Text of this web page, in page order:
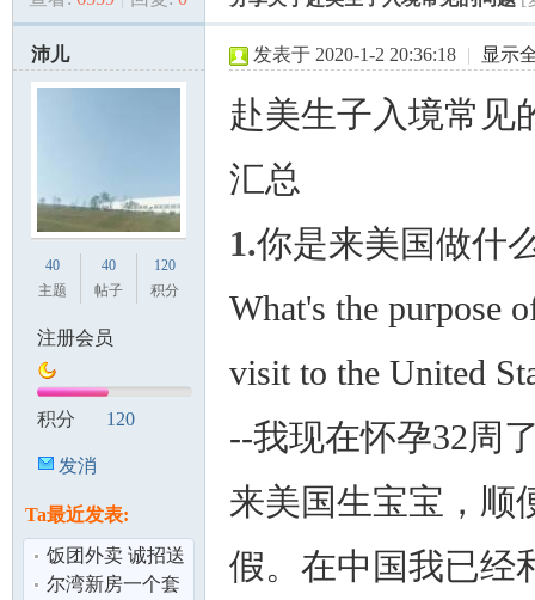
沛儿
40
主题
40
帖子
120
积分
注册会员
积分 120
发消
Ta最近发表:
饭团外卖 诚招送
餐员 每日收入
尔湾新房一个套
发表于 2020-1-2 20:36:18 | 显示
赴美生子入境常见
汇总
1.你是来美国做什
What's the purpose
visit to the United
--我现在怀孕32周
来美国生宝宝，顺
假。在中国我已经